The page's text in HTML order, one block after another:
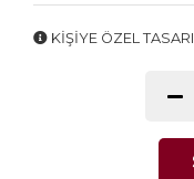
KİŞİYE ÖZEL